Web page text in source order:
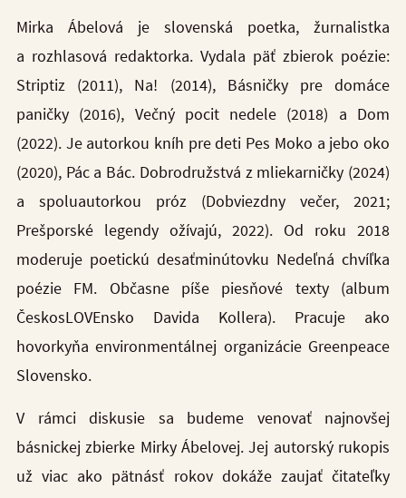
Mirka Ábelová je slovenská poetka, žurnalistka
a rozhlasová redaktorka. Vydala päť zbierok poézie:
Striptiz (2011), Na! (2014), Básničky pre domáce
paničky (2016), Večný pocit nedele (2018) a Dom
(2022). Je autorkou kníh pre deti Pes Moko a jebo oko
(2020), Pác a Bác. Dobrodružstvá z mliekarničky (2024)
a spoluautorkou próz (Dobviezdny večer, 2021;
Prešporské legendy ožívajú, 2022). Od roku 2018
moderuje poetickú desaťminútovku Nedeľná chvíľka
poézie FM. Občasne píše piesňové texty (album
ČeskosLOVEnsko Davida Kollera). Pracuje ako
hovorkyňa environmentálnej organizácie Greenpeace
Slovensko.
V rámci diskusie sa budeme venovať najnovšej
básnickej zbierke Mirky Ábelovej. Jej autorský rukopis
už viac ako pätnásť rokov dokáže zaujať čitateľky